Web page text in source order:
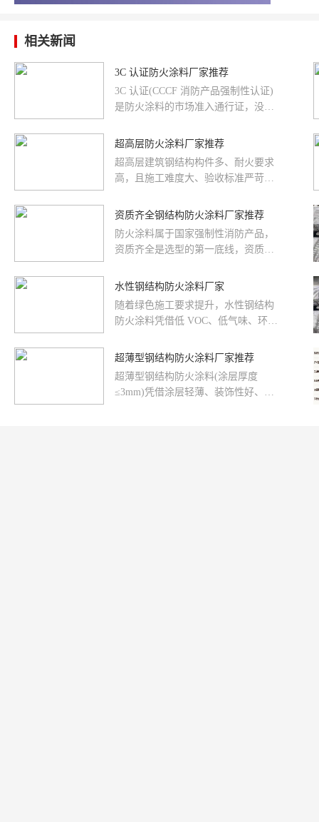
相关新闻
3C 认证防火涂料厂家推荐
3C 认证(CCCF 消防产品强制性认证)
是防火涂料的市场准入通行证，没有
品，严禁用于工程建设。本文详解 3C
证的专业厂家。
超高层防火涂料厂家推荐
超高层建筑钢结构构件多、耐火要求
高，且施工难度大、验收标准严苛，
务、项目配合能力都有极高要求。本
为项目选型提供参考。
资质齐全钢结构防火涂料厂家推荐
防火涂料属于国家强制性消防产品，
资质齐全是选型的第一底线，资质不
会留下重大安全隐患。本文梳理防火
质完备的专业厂家。
水性钢结构防火涂料厂家
随着绿色施工要求提升，水性钢结构
防火涂料凭借低 VOC、低气味、环保
流选择。本文介绍水性防火涂料的核
厂家。
超薄型钢结构防火涂料厂家推荐
超薄型钢结构防火涂料(涂层厚度
≤3mm)凭借涂层轻薄、装饰性好、施